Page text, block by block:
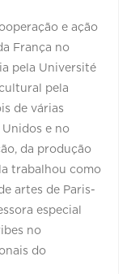
e ação
França no
pela Université
pela
de várias
Unidos e no
da produção
trabalhou como
artes de Paris-
especial
no
do